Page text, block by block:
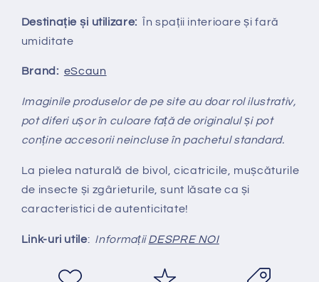
Destinație și utilizare: În spații interioare și fară
umiditate
Brand: eScaun
Imaginile produselor de pe site au doar rol ilustrativ,
pot diferi ușor în culoare față de originalul și pot
conține accesorii neincluse în pachetul standard.
La pielea naturală de bivol, cicatricile, mușcăturile
de insecte și zgârieturile, sunt lăsate ca și
caracteristici de autenticitate!
Link-uri utile: InformațiiDESPRE NOI